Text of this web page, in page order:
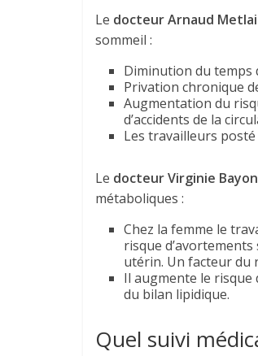
Le docteur Arnaud
sommeil :
Diminution du temps
Privation chronique
Augmentation du
d’accidents de la
Les travailleurs
Le docteur Virginie Bayon
métaboliques :
Chez la femme le
risque
utérin. Un facteur du
Il augmente le risque
du bilan lipidique.
Quel suivi